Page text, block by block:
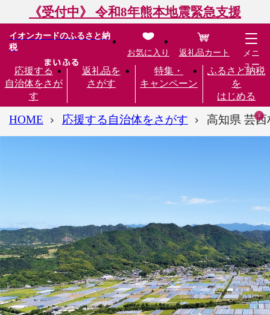
《受付中》 令和8年熊本地震緊急支援
イオンカードのふるさと納
税
応援する
自治体をさが
す
返礼品を
さがす
特集・
キャンペーン
ふるさと納税
を
はじめる
お気に入り 返礼品カート
メニ
ュー
HOME 応援する自治体をさがす 高知県 芸西